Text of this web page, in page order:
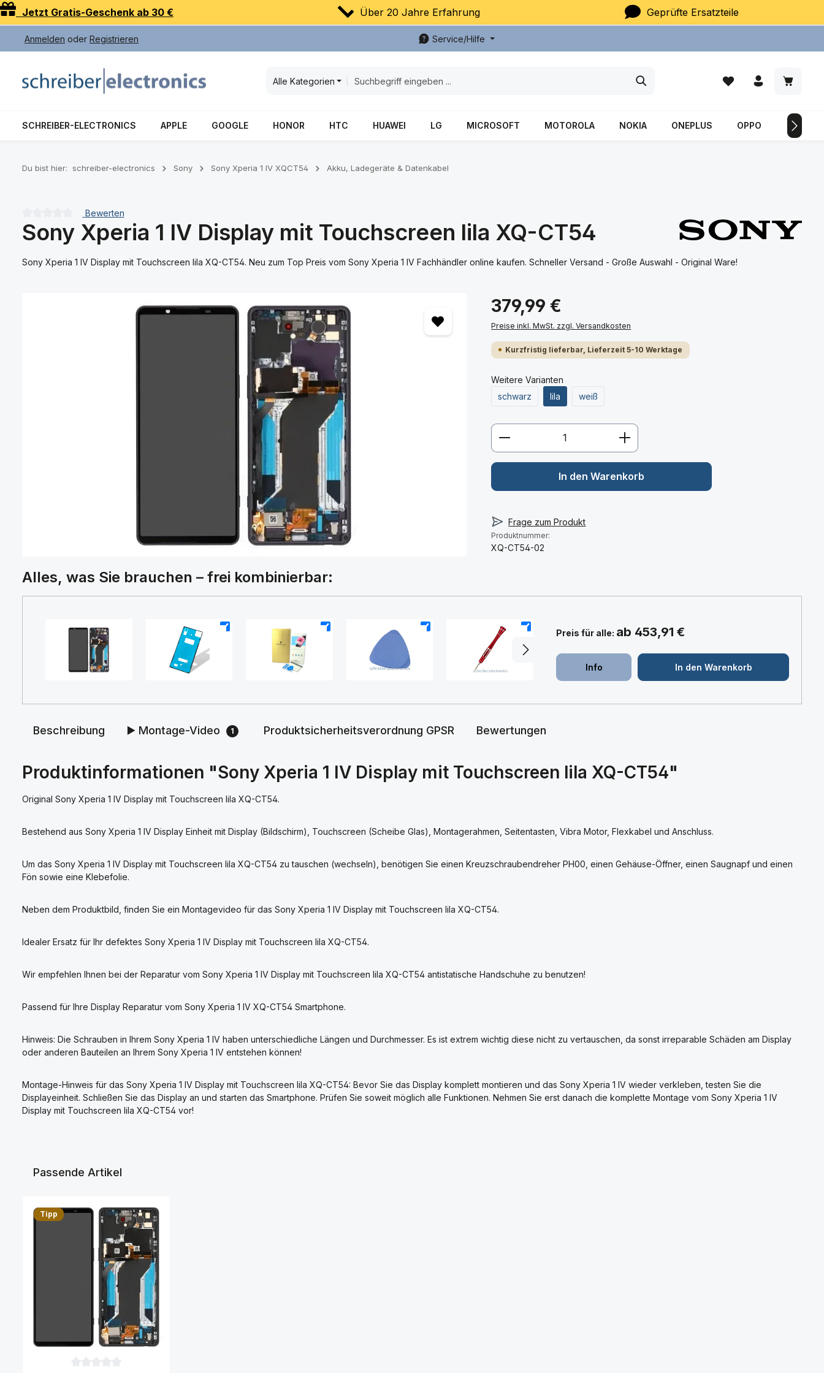
Hauptinhalt springen
Zur Suche springen
Zur Hauptnavigation springen
Jetzt Gratis-Geschenk ab 30 € Über 20 Jahre Erfahrung Geprüfte Ersatzteile
Anmelden oder Registrieren Service/Hilfe
Alle Kategorien
Du hast 0 Produkte
SCHREIBER-ELECTRONICS APPLE GOOGLE HONOR HTC HUAWEI LG MICROSOFT MOTOROLA NOKIA ONEPLUS OPPO
Du bist hier: schreiber-electronics Sony Sony Xperia 1 IV XQCT54 Akku, Ladegeräte & Datenkabel
Durchschnittliche Bewertung von 0 von 5 Sternen
Bewerten
Sony Xperia 1 IV Display mit Touchscreen lila XQ-CT54
Sony Xperia 1 IV Display mit Touchscreen lila XQ-CT54. Neu zum Top Preis vom Sony Xperia 1 IV Fachhändler online kaufen. Schneller Versand - Große Auswahl - Original Ware!
379,99 €
Preise inkl. MwSt. zzgl. Versandkosten
Kurzfristig lieferbar, Lieferzeit 5-10 Werktage
Weitere Varianten
schwarz
lila weiß
Produkt Anzahl: Gib den gewünschten Wert
In den Warenkorb
Frage zum Produkt
Produktnummer:
XQ-CT54-02
Alles, was Sie brauchen – frei kombinierbar:
Preis für alle: ab 453,91 €
Info In den Warenkorb
Beschreibung ▶️ Montage-Video 1 Produktsicherheitsverordnung GPSR Bewertungen
Produktinformationen "Sony Xperia 1 IV Display mit Touchscreen lila XQ-CT54"
Original Sony Xperia 1 IV Display mit Touchscreen lila XQ-CT54.
Bestehend aus Sony Xperia 1 IV Display Einheit mit Display (Bildschirm), Touchscreen (Scheibe Glas), Montagerahmen, Seitentasten, Vibra Motor, Flexkabel und Anschluss.
Um das Sony Xperia 1 IV Display mit Touchscreen lila XQ-CT54 zu tauschen (wechseln), benötigen Sie einen Kreuzschraubendreher PH00, einen Gehäuse-Öffner, einen Saugnapf und einen
Fön sowie eine Klebefolie.
Neben dem Produktbild, finden Sie ein Montagevideo für das Sony Xperia 1 IV Display mit Touchscreen lila XQ-CT54.
Idealer Ersatz für Ihr defektes Sony Xperia 1 IV Display mit Touchscreen lila XQ-CT54.
Wir empfehlen Ihnen bei der Reparatur vom Sony Xperia 1 IV Display mit Touchscreen lila XQ-CT54 antistatische Handschuhe zu benutzen!
Passend für Ihre Display Reparatur vom Sony Xperia 1 IV XQ-CT54 Smartphone.
Hinweis: Die Schrauben in Ihrem Sony Xperia 1 IV haben unterschiedliche Längen und Durchmesser. Es ist extrem wichtig diese nicht zu vertauschen, da sonst irreparable Schäden am Display
oder anderen Bauteilen an Ihrem Sony Xperia 1 IV entstehen können!
Montage-Hinweis für das Sony Xperia 1 IV Display mit Touchscreen lila XQ-CT54: Bevor Sie das Display komplett montieren und das Sony Xperia 1 IV wieder verkleben, testen Sie die
Displayeinheit. Schließen Sie das Display an und starten das Smartphone. Prüfen Sie soweit möglich alle Funktionen. Nehmen Sie erst danach die komplette Montage vom Sony Xperia 1 IV
Display mit Touchscreen lila XQ-CT54 vor!
Passende Artikel
Tipp